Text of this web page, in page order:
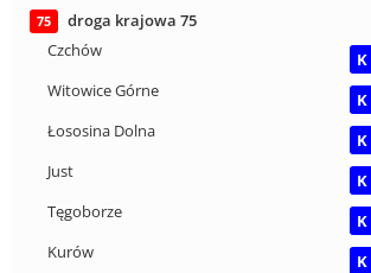
75
droga krajowa 75
Czchów
K
Witowice Górne
K
Łososina Dolna
K
Just
K
Tęgoborze
K
Kurów
K